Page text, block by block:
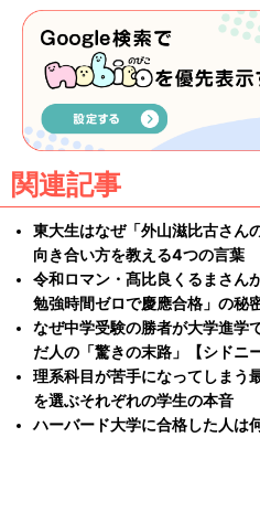
関連記事
東大生はなぜ「外山滋比古さ
向き合い方を教える4つの言葉
令和ロマン・髙比良くるまさん
勉強時間ゼロで慶應合格」の秘
なぜ中学受験の勝者が大学進学
だ人の「驚きの末路」【シドニ
理系科目が苦手になってしまう
を選ぶそれぞれの学生の本音
ハーバード大学に合格した人は